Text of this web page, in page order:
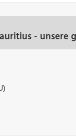
- unsere